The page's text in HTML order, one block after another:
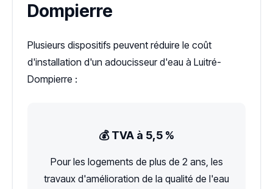
Dompierre
Plusieurs dispositifs peuvent réduire le coût
d'installation d'un adoucisseur d'eau à Luitré-
Dompierre :
💰 TVA à 5,5 %
Pour les logements de plus de 2 ans, les
travaux d'amélioration de la qualité de l'eau